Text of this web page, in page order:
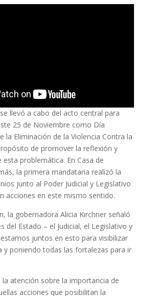
llevó a cabo del acto central para
25 de Noviembre como Día
la Eliminación de la Violencia Contra la
de promover la reflexión y
esta problemática. En Casa de
la primera mandataria realizó la
junto al Poder Judicial y Legislativo
acciones en este mismo sentido.
la gobernadora Alicia Kirchner señaló
del Estado – el Judicial, el Legislativo y
juntos en esto para visibilizar
y poniendo todas las fortalezas para ir
atención sobre la importancia de
acciones que posibilitan la